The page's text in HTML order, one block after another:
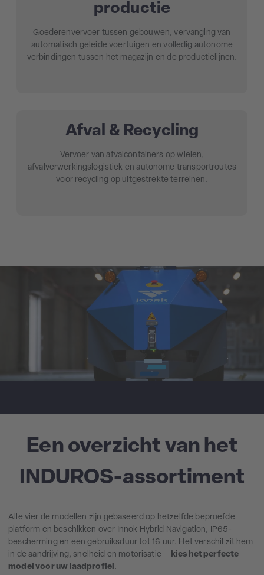
productie
Goederenvervoer tussen gebouwen, vervanging van
automatisch geleide voertuigen en volledig autonome
verbindingen tussen het magazijn en de productielijnen.
Afval & Recycling
Vervoer van afvalcontainers op wielen,
afvalverwerkingslogistiek en autonome transportroutes
voor recycling op uitgestrekte terreinen.
Een overzicht van het
INDUROS-assortiment
Alle vier de modellen zijn gebaseerd op hetzelfde beproefde
platform en beschikken over Innok Hybrid Navigation, IP65-
bescherming en een gebruiksduur tot 16 uur. Het verschil zit hem
in de aandrijving, snelheid en motorisatie – kies het perfecte
model voor uw laadprofiel.